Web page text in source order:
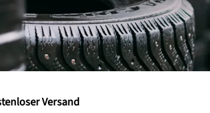
Versand